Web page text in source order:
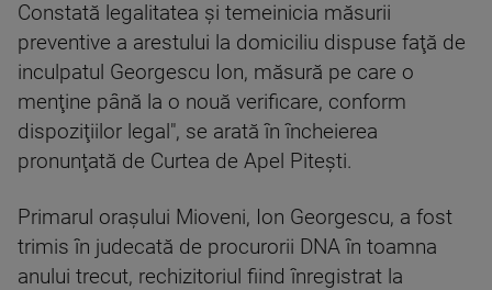
Constată legalitatea şi temeinicia măsurii
preventive a arestului la domiciliu dispuse faţă de
inculpatul Georgescu Ion, măsură pe care o
menţine până la o nouă verificare, conform
dispoziţiilor legal", se arată în încheierea
pronunţată de Curtea de Apel Piteşti.
Primarul oraşului Mioveni, Ion Georgescu, a fost
trimis în judecată de procurorii DNA în toamna
anului trecut, rechizitoriul fiind înregistrat la